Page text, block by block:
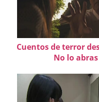
Cuentos de terror
No lo abras